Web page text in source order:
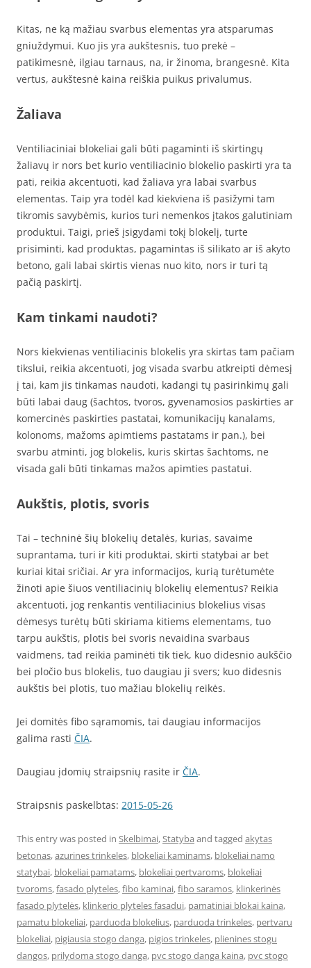
Kitas, ne ką mažiau svarbus elementas yra atsparumas
gniuždymui. Kuo jis yra aukštesnis, tuo prekė –
patikimesnė, ilgiau tarnaus, na, ir žinoma, brangesnė. Kita
vertus, aukštesnė kaina reiškia puikus privalumus.
Žaliava
Ventiliaciniai blokeliai gali būti pagaminti iš skirtingų
žaliavų ir nors bet kurio ventiliacinio blokelio paskirti yra ta
pati, reikia akcentuoti, kad žaliava yra labai svarbus
elementas. Taip yra todėl kad kiekviena iš pasižymi tam
tikromis savybėmis, kurios turi nemenkos įtakos galutiniam
produktui. Taigi, prieš įsigydami tokį blokelį, turte
prisiminti, kad produktas, pagamintas iš silikato ar iš akyto
betono, gali labai skirtis vienas nuo kito, nors ir turi tą
pačią paskirtį.
Kam tinkami naudoti?
Nors kiekvienas ventiliacinis blokelis yra skirtas tam pačiam
tikslui, reikia akcentuoti, jog visada svarbu atkreipti dėmesį
į tai, kam jis tinkamas naudoti, kadangi tų pasirinkimų gali
būti labai daug (šachtos, tvoros, gyvenamosios paskirties ar
komercinės paskirties pastatai, komunikacijų kanalams,
kolonoms, mažoms apimtiems pastatams ir pan.), bei
svarbu atminti, jog blokelis, kuris skirtas šachtoms, ne
visada gali būti tinkamas mažos apimties pastatui.
Aukštis, plotis, svoris
Tai – techninė šių blokelių detalės, kurias, savaime
suprantama, turi ir kiti produktai, skirti statybai ar bet
kuriai kitai sričiai. Ar yra informacijos, kurią turėtumėte
žinoti apie šiuos ventiliacinių blokelių elementus? Reikia
akcentuoti, jog renkantis ventiliacinius blokelius visas
dėmesys turėtų būti skiriama kitiems elementams, tuo
tarpu aukštis, plotis bei svoris nevaidina svarbaus
vaidmens, tad reikia paminėti tik tiek, kuo didesnio aukščio
bei pločio bus blokelis, tuo daugiau ji svers; kuo didesnis
aukštis bei plotis, tuo mažiau blokelių reikės.
Jei domitės fibo sąramomis, tai daugiau informacijos
galima rasti ČIA.
Daugiau įdomių straipsnių rasite ir ČIA.
Straipsnis paskelbtas: 2015-05-26
This entry was posted in Skelbimai,Statyba and tagged akytas
betonas,azurines trinkeles, blokeliai kaminams, blokeliai namo
statybai, blokeliai pamatams, blokeliai pertvaroms, blokeliai
tvoroms,fasado plyteles,fibo kaminai,fibo saramos, klinkerinės
fasado plytelės, klinkerio plyteles fasadui, pamatiniai blokai kaina,
pamatu blokeliai, parduoda blokelius, parduoda trinkeles, pertvaru
blokeliai, pigiausia stogo danga, pigios trinkeles, plienines stogu
dangos, prilydoma stogo danga, pvc stogo danga kaina, pvc stogo